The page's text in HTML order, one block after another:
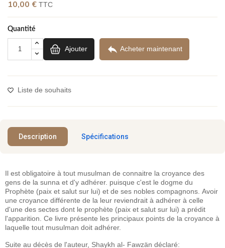
10,00 € TTC
Quantité
Ajouter  Acheter maintenant
Liste de souhaits
Description Spécifications
Il est obligatoire à tout musulman de connaitre la croyance des
gens de la sunna et d'y adhérer. puisque c'est le dogme du
Prophète (paix et salut sur lui) et de ses nobles compagnons. Avoir
une croyance différente de la leur reviendrait à adhérer à celle
d'une des sectes dont le prophète (paix et salut sur lui) a prédit
l'apparition. Ce livre présente les principaux points de la croyance à
laquelle tout musulman doit adhérer.
Suite au décès de l'auteur, Shaykh al- Fawzän déclaré: